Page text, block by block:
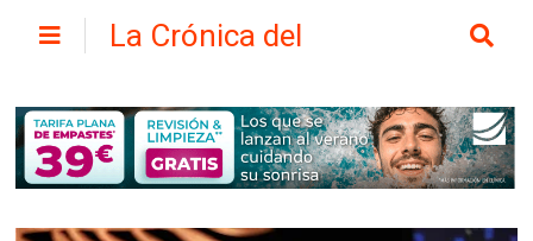
La Crónica del